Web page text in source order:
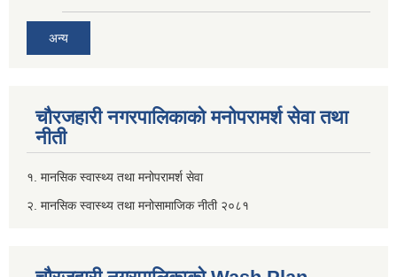
अन्य
चौरजहारी नगरपालिकाको मनोपरामर्श सेवा तथा
नीती
१. मानसिक स्वास्थ्य तथा मनोपरामर्श सेवा
२. मानसिक स्वास्थ्य तथा मनोसामाजिक नीती २०८१